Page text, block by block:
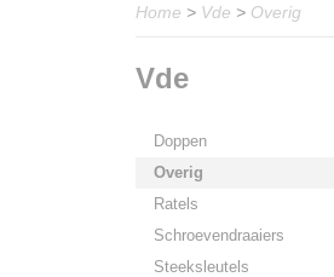
Home > Vde > Overig
Vde
Doppen
Overig
Ratels
Schroevendraaiers
Steeksleutels